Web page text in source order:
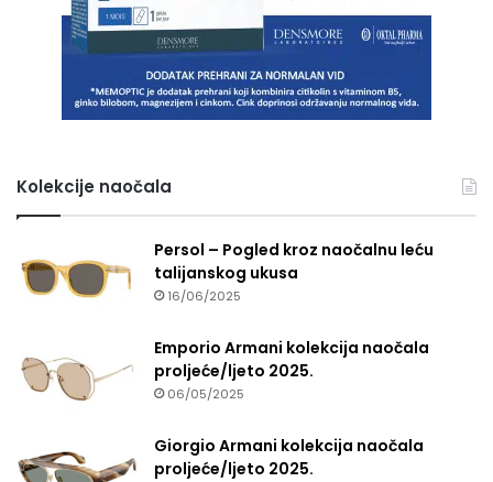
Kolekcije naočala
Persol – Pogled kroz naočalnu leću
talijanskog ukusa
16/06/2025
Emporio Armani kolekcija naočala
proljeće/ljeto 2025.
06/05/2025
Giorgio Armani kolekcija naočala
proljeće/ljeto 2025.